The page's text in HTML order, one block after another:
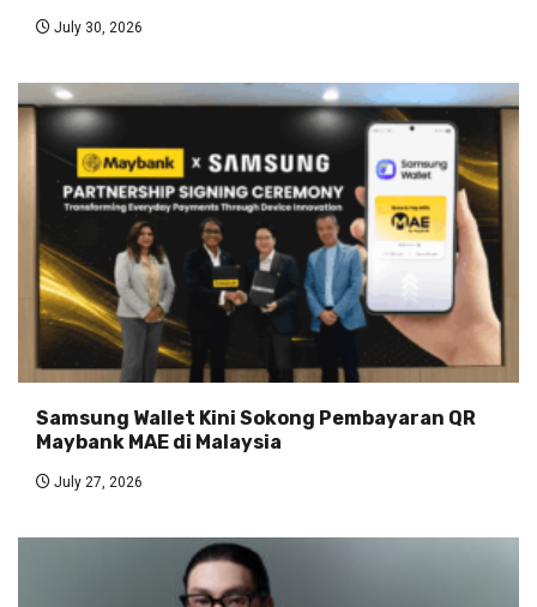
July 30, 2026
Samsung Wallet Kini Sokong Pembayaran QR
Maybank MAE di Malaysia
July 27, 2026